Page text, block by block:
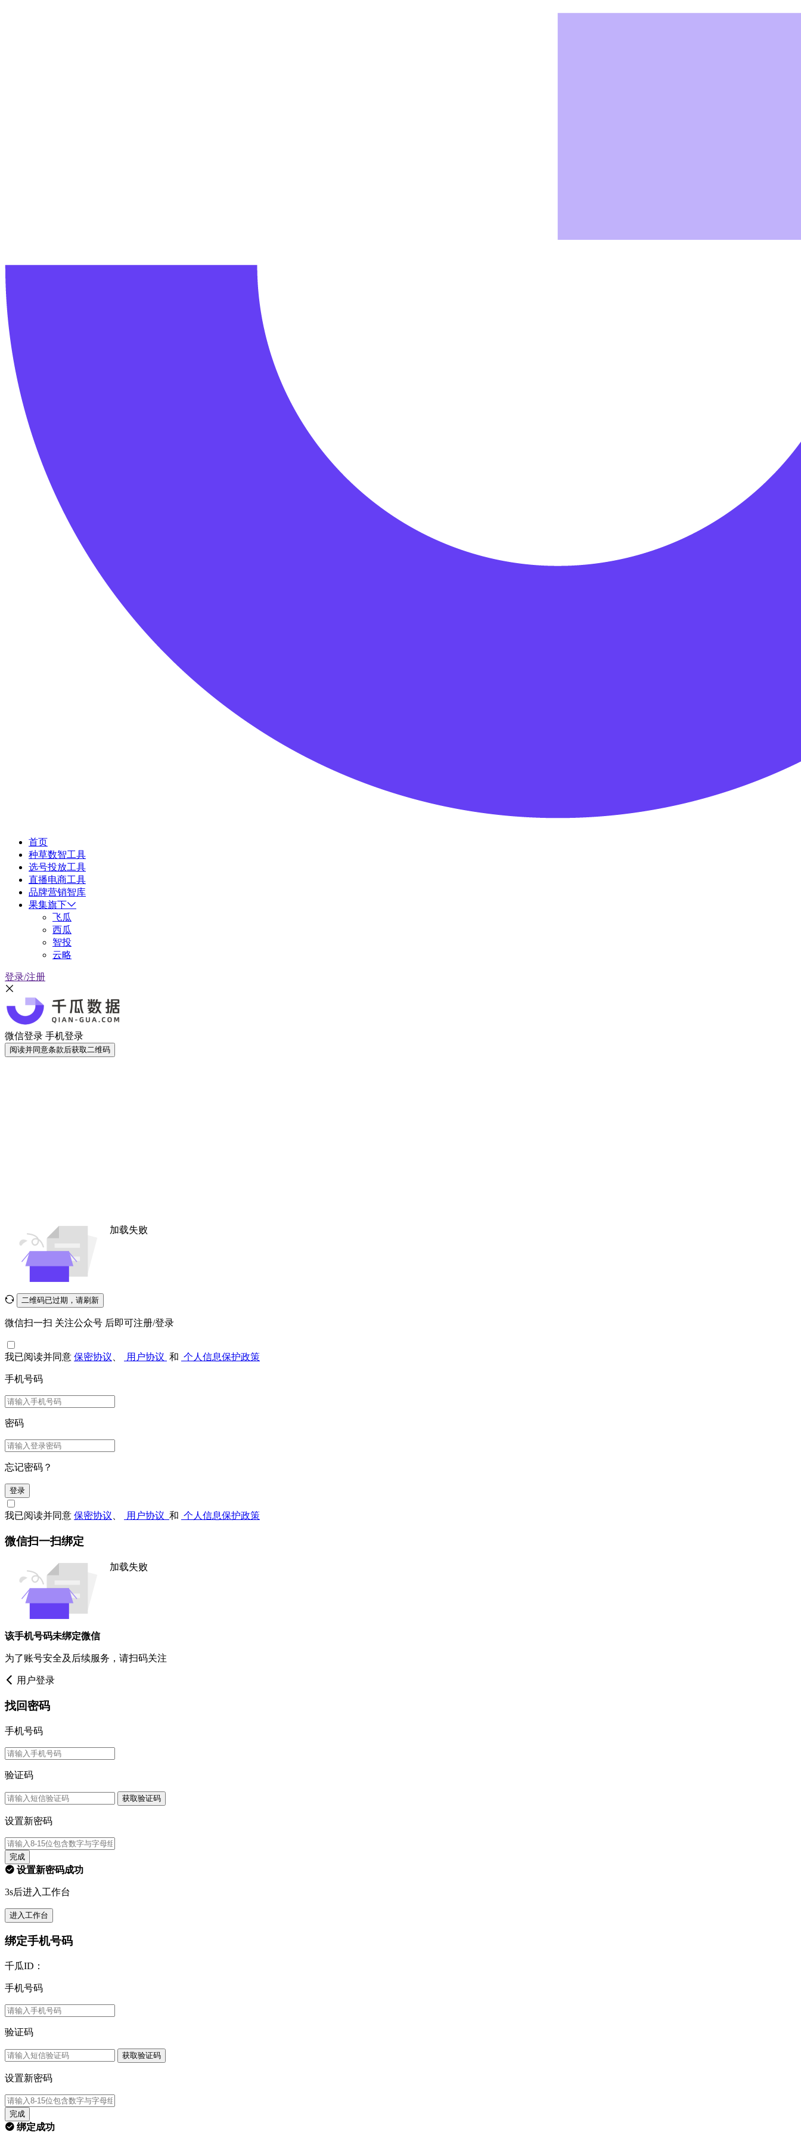
首页
种草数智工具
选号投放工具
直播电商工具
品牌营销智库
果集旗下
飞瓜
西瓜
智投
云略
登录/注册
微信登录 手机登录
阅读并同意条款后获取二维码
加载失败
二维码已过期，请刷新
微信扫一扫 关注公众号 后即可注册/登录
我已阅读并同意 保密协议 用户协议 和 个人信息保护政策
手机号码
密码
忘记密码？
登录
我已阅读并同意 保密协议 用户协议 和 个人信息保护政策
微信扫一扫绑定
加载失败
该手机号码未绑定微信
为了账号安全及后续服务，请扫码关注
用户登录
找回密码
手机号码
验证码
获取验证码
设置新密码
完成
设置新密码成功
3s后进入工作台
进入工作台
绑定手机号码
千瓜ID：
手机号码
验证码
获取验证码
设置新密码
完成
绑定成功